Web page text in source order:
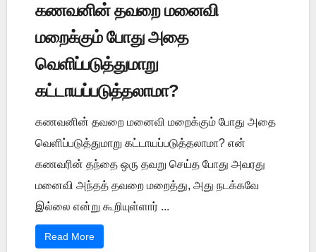
கணவனின் தவறை மனைவி
மறைக்கும் போது அதை
வெளிப்படுத்துமாறு
கட்டாயப்படுத்தலாமா?
கணவனின் தவறை மனைவி மறைக்கும் போது அதை
வெளிப்படுத்துமாறு கட்டாயப்படுத்தலாமா? என்
கணவரின் தந்தை ஒரு தவறு செய்த போது அவரது
மனைவி அந்தத் தவறை மறைத்து, அது நடக்கவே
இல்லை என்று கூறியுள்ளார் ...
Read More